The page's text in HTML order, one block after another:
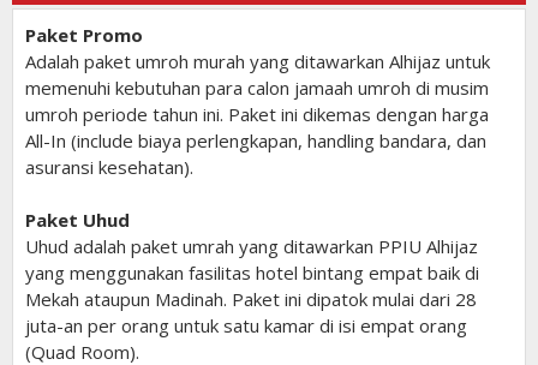
Paket Promo
Adalah paket umroh murah yang ditawarkan Alhijaz untuk
memenuhi kebutuhan para calon jamaah umroh di musim
umroh periode tahun ini. Paket ini dikemas dengan harga
All-In (include biaya perlengkapan, handling bandara, dan
asuransi kesehatan).
Paket Uhud
Uhud adalah paket umrah yang ditawarkan PPIU Alhijaz
yang menggunakan fasilitas hotel bintang empat baik di
Mekah ataupun Madinah. Paket ini dipatok mulai dari 28
juta-an per orang untuk satu kamar di isi empat orang
(Quad Room).